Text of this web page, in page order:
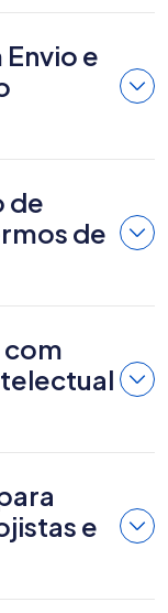
e
de
de
com
e